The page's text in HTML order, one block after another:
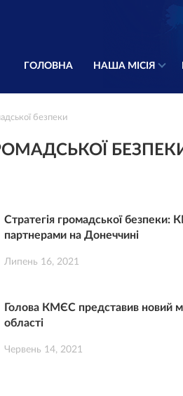
ГОЛОВНА НАША МІСІЯ
безпеки
Стратегія громадської безпеки:
партнерами на Донеччині
Липень 16, 2021
Голова КМЄС представив новий
області
Червень 14, 2021